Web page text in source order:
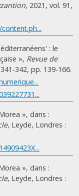
, 2021, vol. 91,
: le
», Revue de
342, pp. 139-166.
», dans :
, Leyde, Londres :
», dans :
, Leyde, Londres :